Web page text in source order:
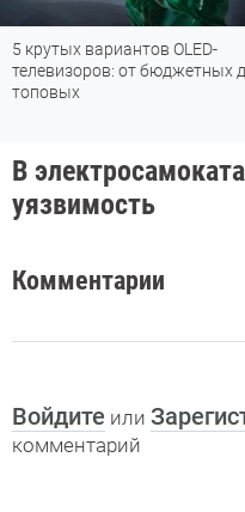
OLED-
от бюджетных до
Топ-8
Fi 7:
В
уязвимость
Комментарии
Войдите или
комментарий